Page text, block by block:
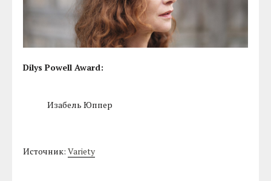
Dilys Powell Award:
Изабель Юппер
Источник:Variety